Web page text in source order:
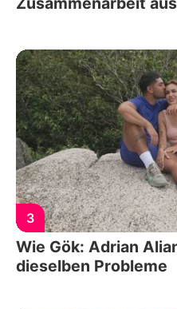
3
Wie Gök: Adrian
dieselben Probleme